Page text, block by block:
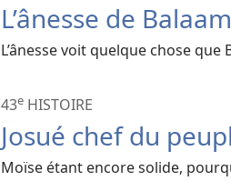
L’ânesse de Balaam
L’ânesse voit quelque chose que
43e HISTOIRE
Josué chef du
Moïse étant encore solide,